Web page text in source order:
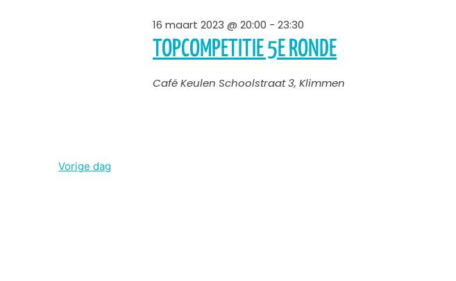
TOPCOMPETITIE 5E RONDE
16 maart 2023 @ 20:00 - 23:30
Café Keulen Schoolstraat 3, Klimmen
Vorige dag